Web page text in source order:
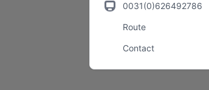
0031(0)626492786
Route
Contact